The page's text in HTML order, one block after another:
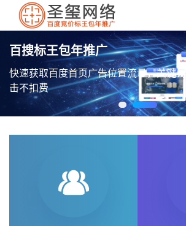
百搜标王包年推广
快速获取百度首页广告位置流量，关键
击不扣费